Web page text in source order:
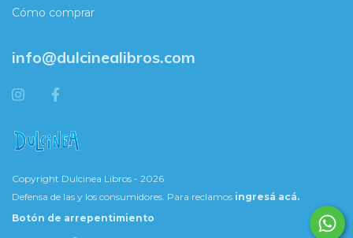
Cómo comprar
info@dulcinealibros.com
Copyright Dulcinea Libros - 2026
Defensa de las y los consumidores. Para reclamos ingresá acá.
Botón de arrepentimiento